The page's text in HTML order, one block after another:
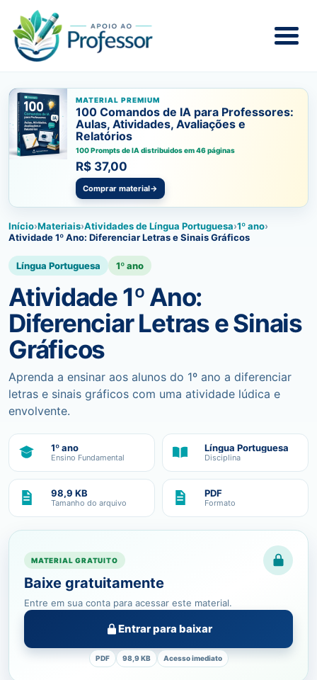
MATERIAL PREMIUM
100 Comandos de IA para Professores:
Aulas, Atividades, Avaliações e
Relatórios
100 Prompts de IA distribuidos em 46 páginas
R$ 37,00
Comprar material→
Início›Materiais›Atividades de Língua Portuguesa›1º ano›
Atividade 1º Ano: Diferenciar Letras e Sinais Gráficos
Língua Portuguesa 1º ano
Atividade 1º Ano:
Diferenciar Letras e Sinais
Gráficos
Aprenda a ensinar aos alunos do 1º ano a diferenciar
letras e sinais gráficos com uma atividade lúdica e
envolvente.
1º ano
Ensino Fundamental
Língua Portuguesa
Disciplina
98,9 KB
Tamanho do arquivo
PDF
Formato
MATERIAL GRATUITO
Baixe gratuitamente
Entre em sua conta para acessar este material.
Entrar para baixar
PDF 98,9 KB Acesso imediato